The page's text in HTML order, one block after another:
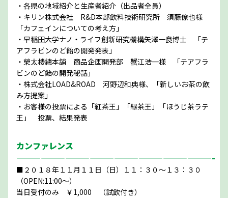
・各県の地域紹介と生産者紹介（出品者全員）
・キリン株式会社 R&D本部飲料技術研究所 須藤僚也様
「カフェインについての考え方」
・早稲田大学ナノ・ライフ創新研究機構矢澤一良博士 「テ
アフラビンのど飴の開発発表」
・榮太楼總本舗 商品企画開発部 蟹江浩一様 「テアフラ
ビンのど飴の開発秘話」
・株式会社LOAD&ROAD 河野辺和典様、「新しいお茶の飲
み方提案」
・お客様の投票による「紅茶王」「緑茶王」「ほうじ茶ラテ
王」 投票、結果発表
カンファレンス
————————————————————————-
■２０１８年１１月１１日（日）１１：３０～１３：３０
（OPEN:11:00～）
当日受付のみ ￥1,000 （試飲付き）